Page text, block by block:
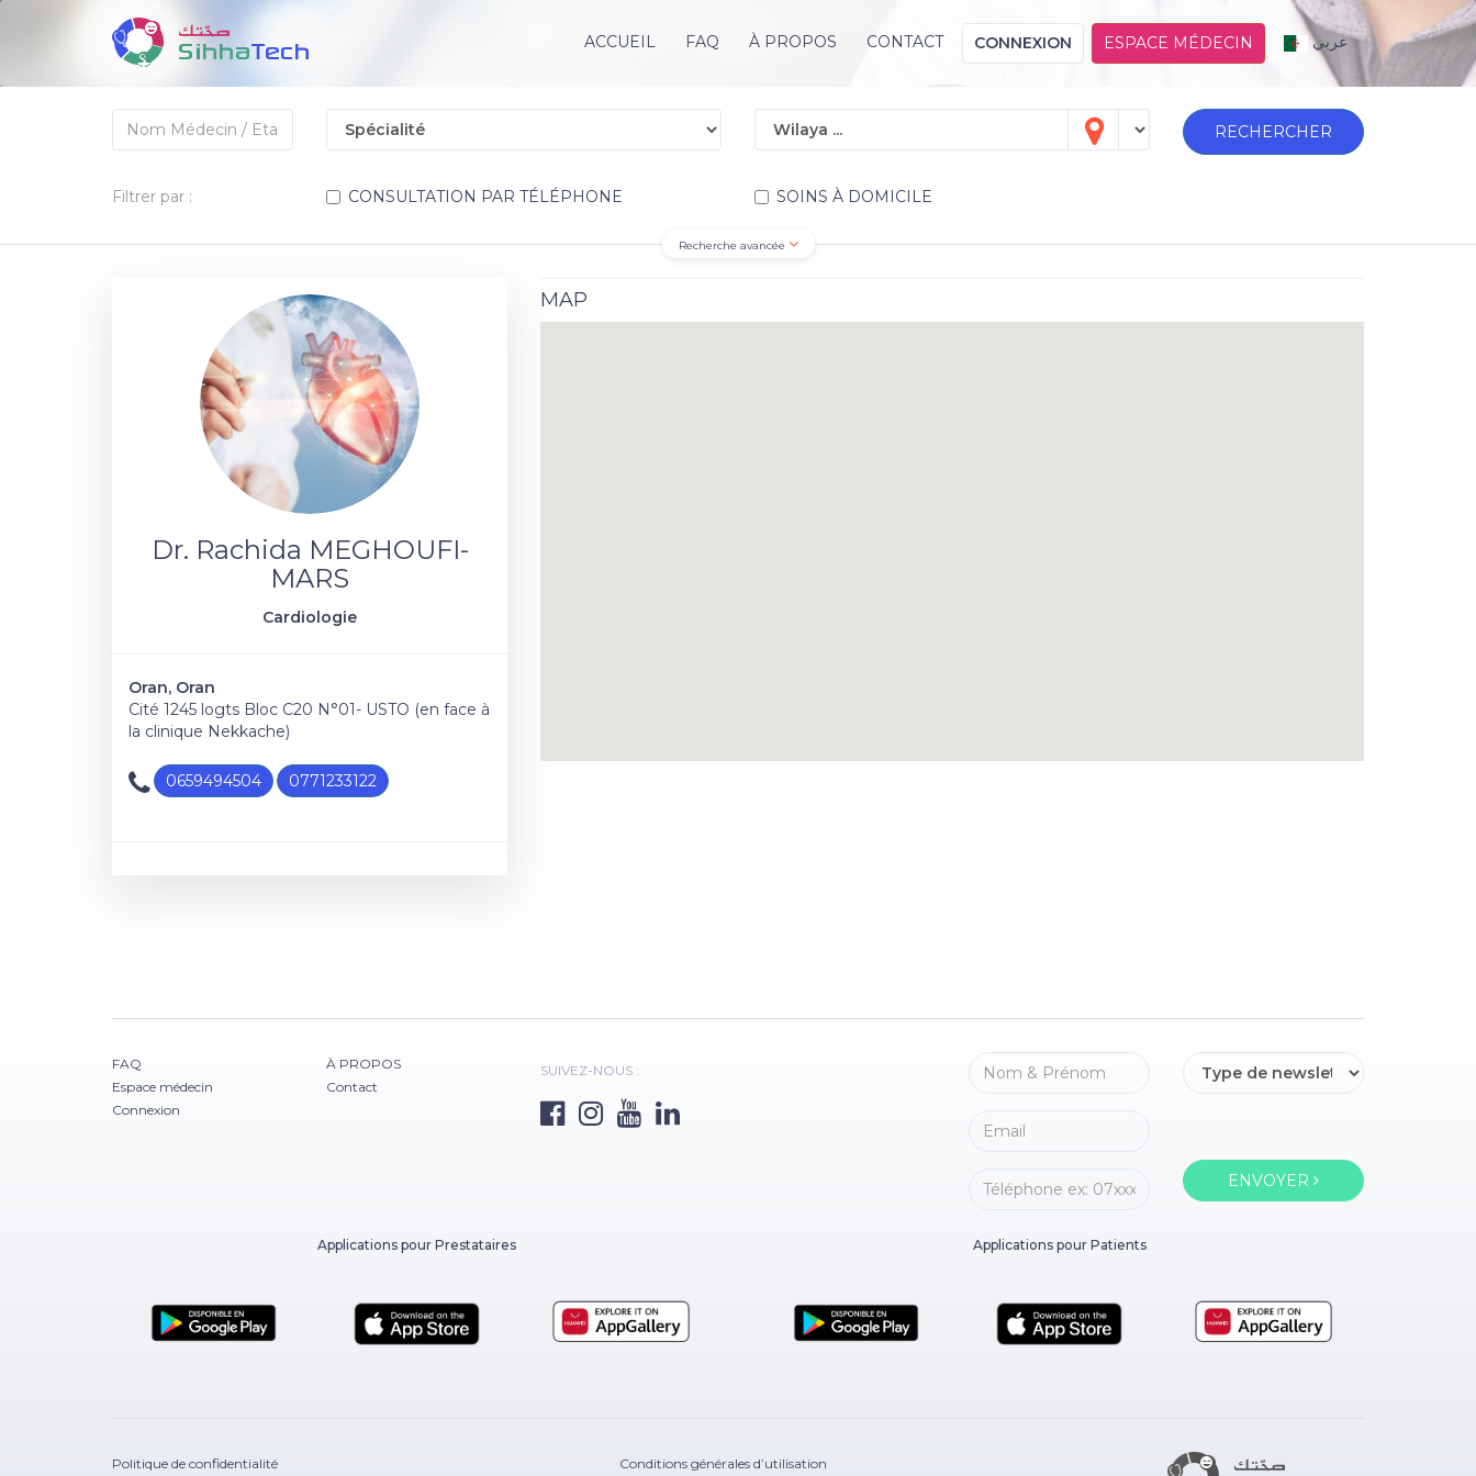
ACCUEIL FAQ À PROPOS CONTACT CONNEXION ESPACE MÉDECIN عربي
RECHERCHER
Filtrer par : CONSULTATION PAR TÉLÉPHONE SOINS À DOMICILE
Recherche avancée
Dr. Rachida MEGHOUFI-
MARS
Cardiologie
Oran, Oran
Cité 1245 logts Bloc C20 N°01- USTO (en face à
la clinique Nekkache)
0659494504 0771233122
MAP
FAQ
Espace médecin
Connexion
À PROPOS
Contact
SUIVEZ-NOUS :
ENVOYER
Applications pour Prestataires Applications pour Patients
Politique de confidentialité Conditions générales d’utilisation